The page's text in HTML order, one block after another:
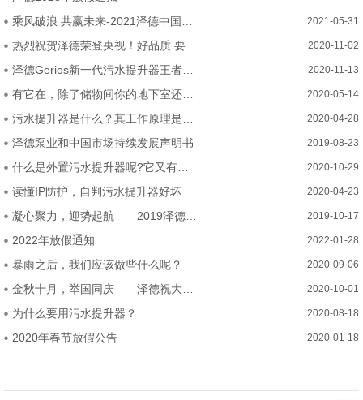
乘风破浪 共赢未来-2021泽德中国经销商大会圆满召开 2021-05-31
热烈祝贺泽德荣登央视！好品质 要排水 选泽德！ 2020-11-02
泽德Gerios新一代污水提升器王者问世—五大硬核突破！ 2020-11-13
有它在，除了储物间你的地下室还可以这么装 2020-05-14
污水提升器是什么？其工作原理是？哪些地方能用？ 2020-04-28
泽德泵业和中国市场持续发展声明书 2019-08-23
什么是外置污水提升器呢?它又有什么优势呢 2020-10-29
读懂IP防护，自判污水提升器好坏 2020-04-23
凝心聚力，迎势起航——2019泽德中国经销商研讨会 2019-10-17
2022年放假通知 2022-01-28
暴雨之后，我们应该做些什么呢？ 2020-09-06
金秋十月，举国同庆——泽德祝大家2020年中秋国庆节快乐 2020-10-01
为什么要用污水提升器？ 2020-08-18
2020年春节放假公告 2020-01-18